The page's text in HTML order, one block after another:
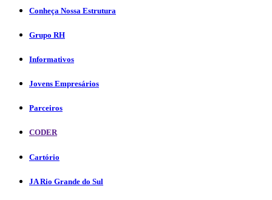
Conheça Nossa Estrutura
Grupo RH
Informativos
Jovens Empresários
Parceiros
CODER
Cartório
JA Rio Grande do Sul